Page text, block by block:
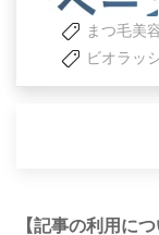
まつ毛美
ビオラッ
【記事の利用につ